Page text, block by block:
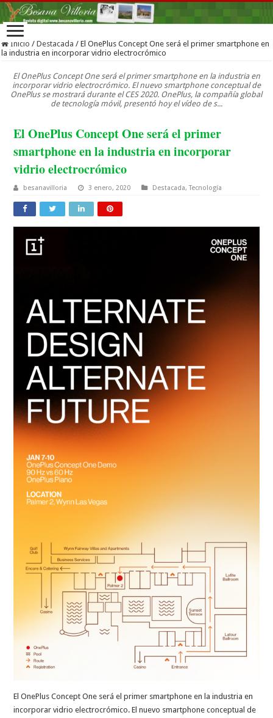
Inicio / Destacada / El OnePlus Concept One será el primer smartphone en
la industria en incorporar vidrio electrocrómico
El OnePlus Concept One será el primer smartphone en la industria en
incorporar vidrio electrocrómico. El nuevo smartphone conceptual de
OnePlus se mostrará durante el CES 2020. OnePlus, la compañía global
de tecnología móvil, presentó hoy el vídeo de s...
El OnePlus Concept One será el primer
smartphone en la industria en incorporar
vidrio electrocrómico
besanavilloria 3 enero, 2020 Destacada,Tecnología
El OnePlus Concept One será el primer smartphone en la industria en
incorporar vidrio electrocrómico. El nuevo smartphone conceptual de